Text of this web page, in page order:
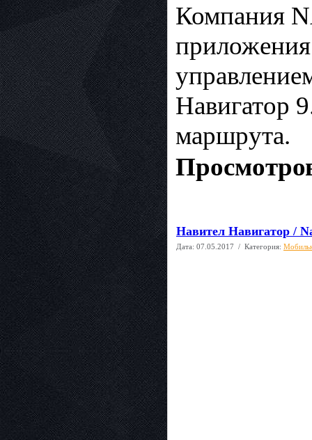
Компания
Навигатор
маршрута.
Навител Навигатор /
Дата: 07.05.2017 / Категория: